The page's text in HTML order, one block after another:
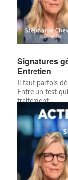
Signatures
Entretien
Il faut parfois
Entre un test
traitement ...